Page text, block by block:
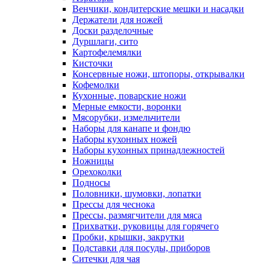
Венчики, кондитерские мешки и насадки
Держатели для ножей
Доски разделочные
Дуршлаги, сито
Картофелемялки
Кисточки
Консервные ножи, штопоры, открывалки
Кофемолки
Кухонные, поварские ножи
Мерные емкости, воронки
Мясорубки, измельчители
Наборы для канапе и фондю
Наборы кухонных ножей
Наборы кухонных принадлежностей
Ножницы
Орехоколки
Подносы
Половники, шумовки, лопатки
Прессы для чеснока
Прессы, размягчители для мяса
Прихватки, руковицы для горячего
Пробки, крышки, закрутки
Подставки для посуды, приборов
Ситечки для чая